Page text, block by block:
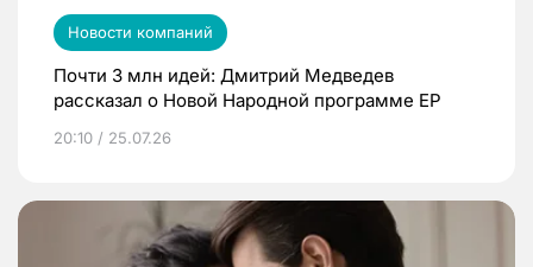
Новости компаний
Почти 3 млн идей: Дмитрий Медведев
рассказал о Новой Народной программе ЕР
20:10 / 25.07.26